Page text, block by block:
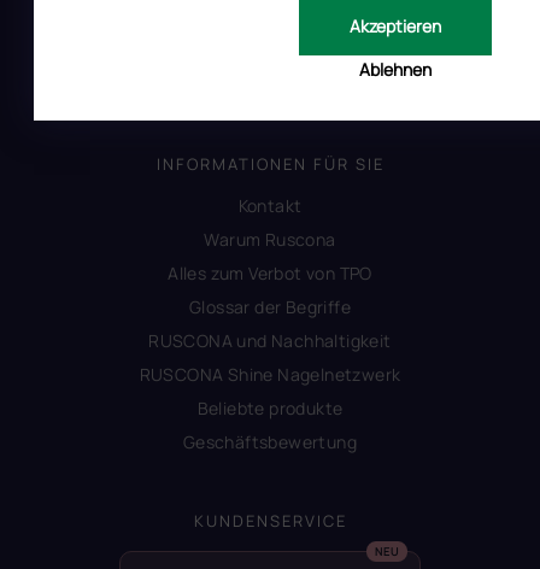
Ablehnen
Akzeptieren
Allgemeine Geschäftsbedingungen
Datenschutzerklärung
INFORMATIONEN FÜR SIE
Kontakt
Warum Ruscona
Alles zum Verbot von TPO
Glossar der Begriffe
RUSCONA und Nachhaltigkeit
RUSCONA Shine Nagelnetzwerk
Beliebte produkte
Geschäftsbewertung
KUNDENSERVICE